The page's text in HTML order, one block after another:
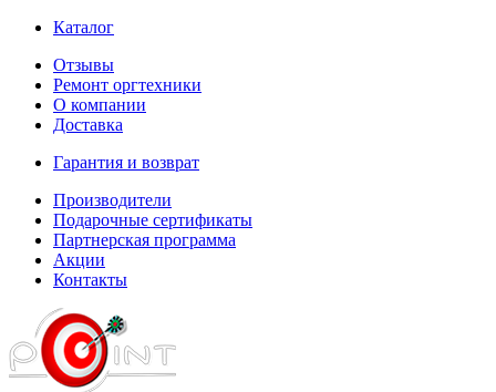
Каталог
Отзывы
Ремонт оргтехники
О компании
Доставка
Гарантия и возврат
Производители
Подарочные сертификаты
Партнерская программа
Акции
Контакты